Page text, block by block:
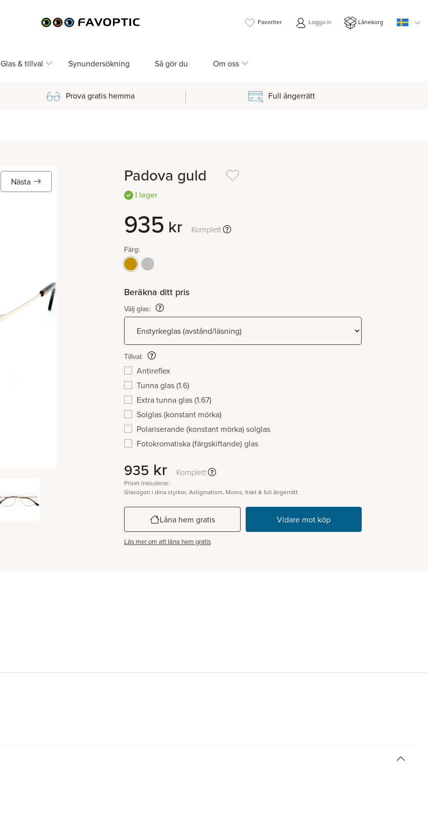
Favoriter Logga in Lånekorg
Glas & tillval Synundersökning Så gör du Om oss
Prova gratis hemma Full ångerrätt
Nästa Padova guld
I lager
935 kr Komplett
Färg:
Beräkna ditt pris
Välj glas:
Tillval:
Antireflex
Tunna glas (1.6)
Extra tunna glas (1.67)
Solglas (konstant mörka)
Polariserande (konstant mörka) solglas
Fotokromatiska (färgskiftande) glas
935 kr Komplett
Priset inkluderar:
Glasögon i dina styrkor, Astigmatism, Moms, frakt & full ångerrätt
Låna hem gratis
Läs mer om att låna hem gratis